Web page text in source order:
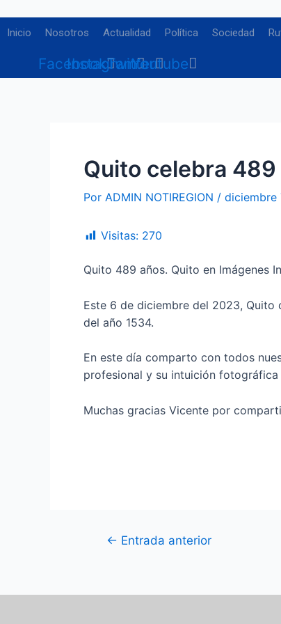
al
Inicio Nosotros Actualidad Política Sociedad
Facebook
Instagram
TwitterYoutube
Quito celebra 489
Por ADMIN NOTIREGION / diciembre
Visitas: 270
Quito 489 años. Quito en Imágenes
Este 6 de diciembre del 2023, Quito
del año 1534.
En este día comparto con todos
profesional y su intuición
Muchas gracias Vicente por
← Entrada anterior